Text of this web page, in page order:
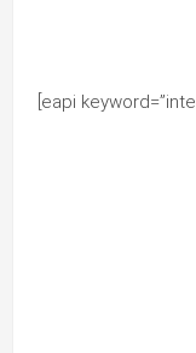
[eapi